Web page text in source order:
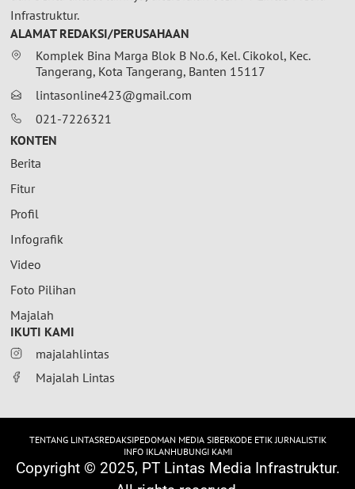
Infrastruktur.
ALAMAT REDAKSI/PERUSAHAAN
Komplek Bina Marga Blok B No.6, Kel. Cikokol, Kec.
Tangerang, Kota Tangerang, Banten 15117
lintasonline423@gmail.com
021-7226321
KONTEN
Berita
Fitur
Profil
Infografik
Video
Foto Pilihan
Majalah
IKUTI KAMI
majalahlintas
Majalah Lintas
TENTANG LINTASREDAKSIPEDOMAN MEDIA SIBERKODE ETIK JURNALISTIK
INFO IKLANHUBUNGI KAMI
Copyright © 2025, PT Lintas Media Infrastruktur.